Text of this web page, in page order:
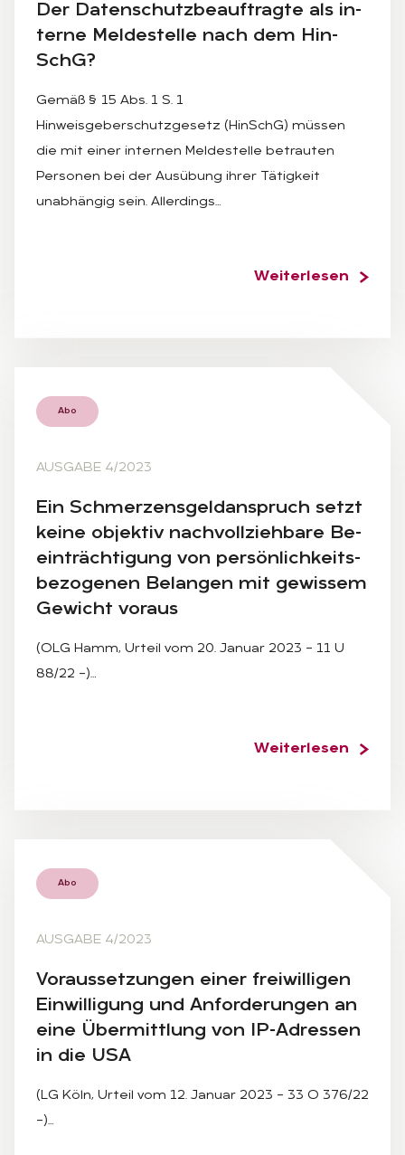
Der Da­ten­schutz­be­auf­trag­te als in­
ter­ne Mel­de­stel­le nach dem Hin­
SchG?
Gemäß § 15 Abs. 1 S. 1
Hinweisgeberschutzgesetz (HinSchG) müssen
die mit einer internen Meldestelle betrauten
Personen bei der Ausübung ihrer Tätigkeit
unabhängig sein. Allerdings…
Weiterlesen
Abo
AUSGABE 4/2023
Ein Schmer­zens­geld­an­spruch setzt
kei­ne ob­jek­tiv nach­voll­zieh­ba­re Be­
ein­träch­ti­gung von per­sön­lich­keits­
be­zo­ge­nen Be­lan­gen mit ge­wis­sem
Ge­wicht vor­aus
(OLG Hamm, Urteil vom 20. Januar 2023 – 11 U
88/22 –)…
Weiterlesen
Abo
AUSGABE 4/2023
Vor­aus­set­zun­gen ei­ner frei­wil­li­gen
Ein­wil­li­gung und An­for­de­run­gen an
eine Über­mitt­lung von IP-Adres­sen
in die USA
(LG Köln, Urteil vom 12. Januar 2023 – 33 O 376/22
–)…